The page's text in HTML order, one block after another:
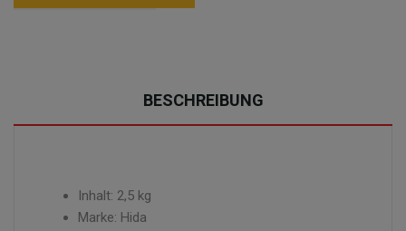
BESCHREIBUNG
Inhalt: 2,5 kg
Marke: Hida